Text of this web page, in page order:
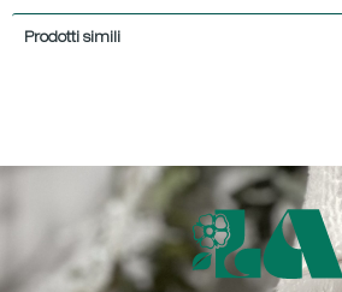
Prodotti simili